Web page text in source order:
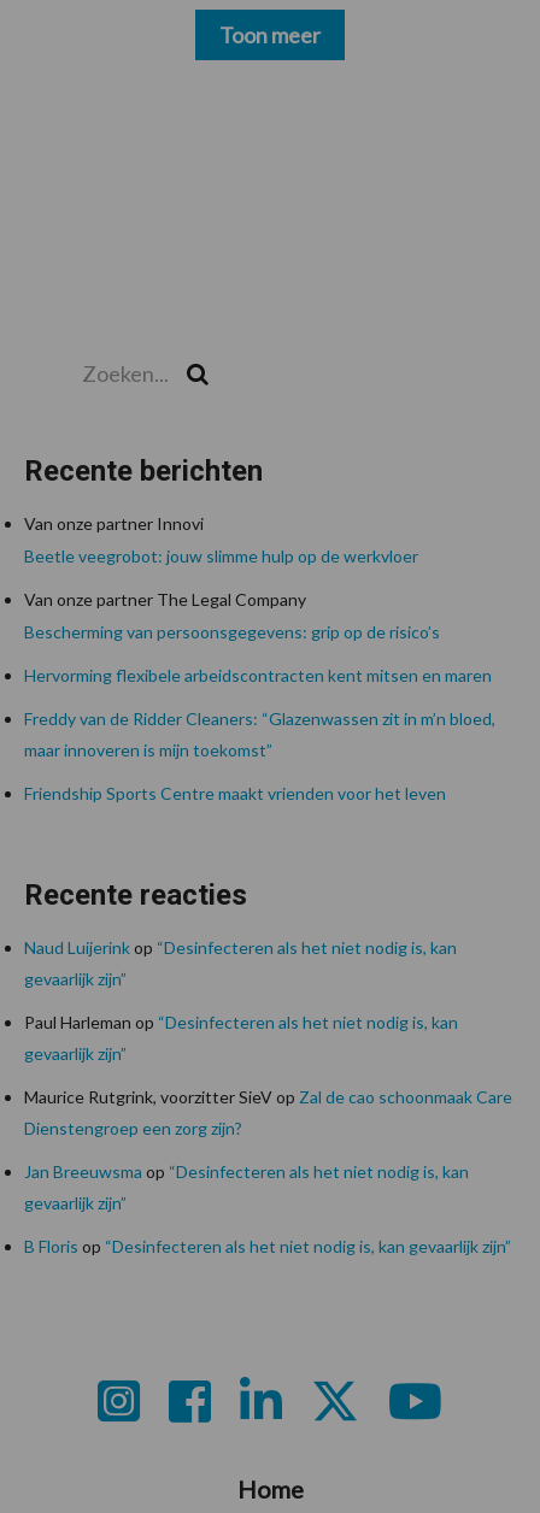
Toon meer
Recente berichten
Van onze partner Innovi
Beetle veegrobot: jouw slimme hulp op de werkvloer
Van onze partner The Legal Company
Bescherming van persoonsgegevens: grip op de risico’s
Hervorming flexibele arbeidscontracten kent mitsen en maren
Freddy van de Ridder Cleaners: “Glazenwassen zit in m’n bloed,
maar innoveren is mijn toekomst”
Friendship Sports Centre maakt vrienden voor het leven
Recente reacties
Naud Luijerinkop “Desinfecteren als het niet nodig is, kan
gevaarlijk zijn”
Paul Harleman op “Desinfecteren als het niet nodig is, kan
gevaarlijk zijn”
Maurice Rutgrink, voorzitter SieVop Zal de cao schoonmaak Care
Dienstengroep een zorg zijn?
Jan Breeuwsma op “Desinfecteren als het niet nodig is, kan
gevaarlijk zijn”
B Floris op “Desinfecteren als het niet nodig is, kan gevaarlijk zijn”
Home